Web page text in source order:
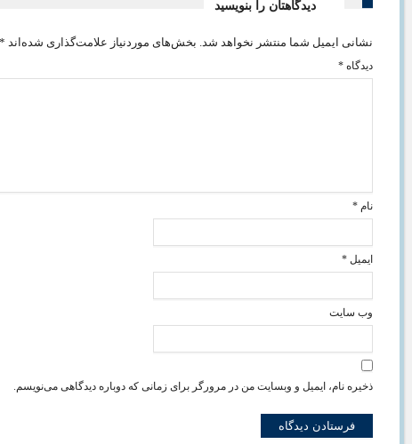
دیدگاهتان را بنویسید
نشانی ایمیل شما منتشر نخواهد شد. بخش‌های موردنیاز علامت‌گذاری شده‌اند *
دیدگاه *
نام *
ایمیل *
وب‌ سایت
ذخیره نام، ایمیل و وبسایت من در مرورگر برای زمانی که دوباره دیدگاهی می‌نویسم.